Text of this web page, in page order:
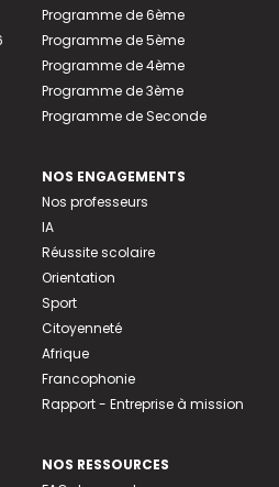
Programme de 6ème
Programme de 5ème
Programme de 4ème
Programme de 3ème
Programme de Seconde
NOS ENGAGEMENTS
Nos professeurs
IA
Réussite scolaire
Orientation
Sport
Citoyenneté
Afrique
Francophonie
Rapport - Entreprise à mission
NOS RESSOURCES